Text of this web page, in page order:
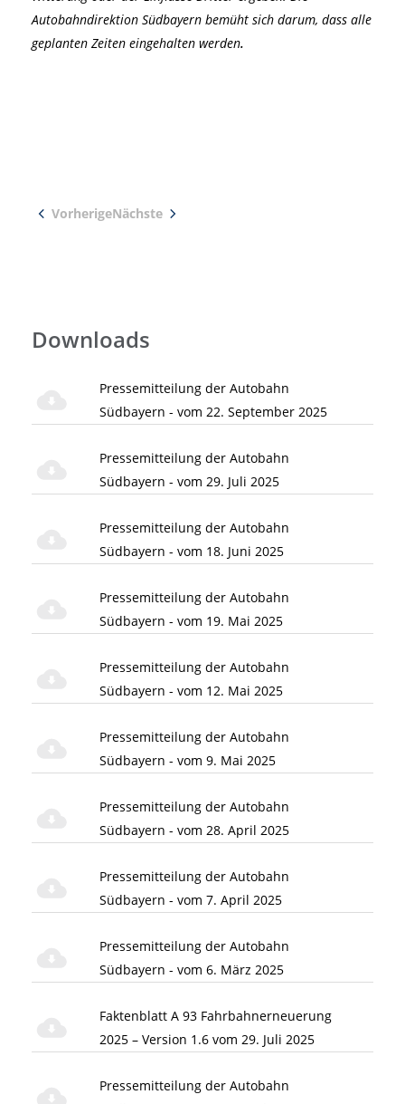
Autobahndirektion Südbayern bemüht sich darum, dass alle
geplanten Zeiten eingehalten werden.
VorherigeNächste
Downloads
Pressemitteilung der Autobahn
Südbayern - vom 22. September 2025
Pressemitteilung der Autobahn
Südbayern - vom 29. Juli 2025
Pressemitteilung der Autobahn
Südbayern - vom 18. Juni 2025
Pressemitteilung der Autobahn
Südbayern - vom 19. Mai 2025
Pressemitteilung der Autobahn
Südbayern - vom 12. Mai 2025
Pressemitteilung der Autobahn
Südbayern - vom 9. Mai 2025
Pressemitteilung der Autobahn
Südbayern - vom 28. April 2025
Pressemitteilung der Autobahn
Südbayern - vom 7. April 2025
Pressemitteilung der Autobahn
Südbayern - vom 6. März 2025
Faktenblatt A 93 Fahrbahnerneuerung
2025 – Version 1.6 vom 29. Juli 2025
Pressemitteilung der Autobahn